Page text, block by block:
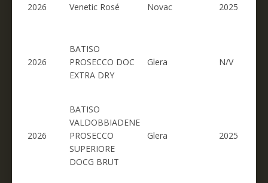
2026 Venetic Rosé Novac 2025
2026
BATISO
PROSECCO DOC
EXTRA DRY
Glera N/V
2026
BATISO
VALDOBBIADENE
PROSECCO
SUPERIORE
DOCG BRUT
Glera 2025